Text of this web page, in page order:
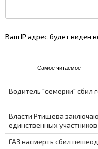
Ваш IP адрес будет виден
Самое читаемое
Водитель "семерки" сбил
Власти Ртищева
единственных
ГАЗ насмерть сбил